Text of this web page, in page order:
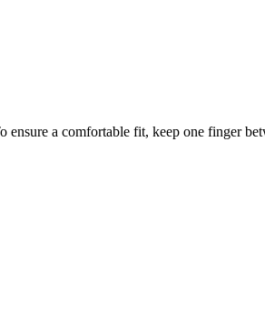
a comfortable fit, keep one finger